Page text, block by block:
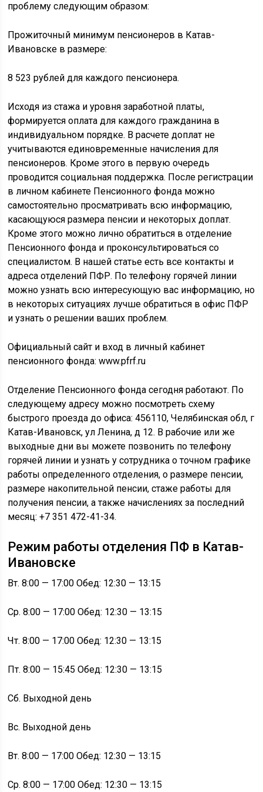
проблему следующим образом:
Прожиточный минимум пенсионеров в Катав-
Ивановске в размере:
8 523 рублей для каждого пенсионера.
Исходя из стажа и уровня заработной платы,
формируется оплата для каждого гражданина в
индивидуальном порядке. В расчете доплат не
учитываются единовременные начисления для
пенсионеров. Кроме этого в первую очередь
проводится социальная поддержка. После регистрации
в личном кабинете Пенсионного фонда можно
самостоятельно просматривать всю информацию,
касающуюся размера пенсии и некоторых доплат.
Кроме этого можно лично обратиться в отделение
Пенсионного фонда и проконсультироваться со
специалистом. В нашей статье есть все контакты и
адреса отделений ПФР. По телефону горячей линии
можно узнать всю интересующую вас информацию, но
в некоторых ситуациях лучше обратиться в офис ПФР
и узнать о решении ваших проблем.
Официальный сайт и вход в личный кабинет
пенсионного фонда: www.pfrf.ru
Отделение Пенсионного фонда сегодня работают. По
следующему адресу можно посмотреть схему
быстрого проезда до офиса: 456110, Челябинская обл, г
Катав-Ивановск, ул Ленина, д 12. В рабочие или же
выходные дни вы можете позвонить по телефону
горячей линии и узнать у сотрудника о точном графике
работы определенного отделения, о размере пенсии,
размере накопительной пенсии, стаже работы для
получения пенсии, а также начислениях за последний
месяц: +7 351 472-41-34.
Режим работы отделения ПФ в Катав-
Ивановске
Вт. 8:00 — 17:00 Обед: 12:30 — 13:15
Ср. 8:00 — 17:00 Обед: 12:30 — 13:15
Чт. 8:00 — 17:00 Обед: 12:30 — 13:15
Пт. 8:00 — 15:45 Обед: 12:30 — 13:15
Сб. Выходной день
Вс. Выходной день
Вт. 8:00 — 17:00 Обед: 12:30 — 13:15
Ср. 8:00 — 17:00 Обед: 12:30 — 13:15